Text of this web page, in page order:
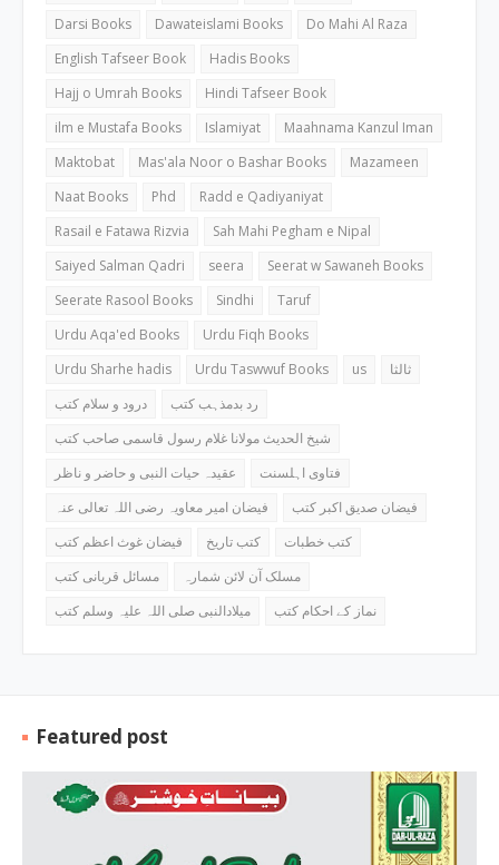
Darsi Books
Dawateislami Books
Do Mahi Al Raza
English Tafseer Book
Hadis Books
Hajj o Umrah Books
Hindi Tafseer Book
ilm e Mustafa Books
Islamiyat
Maahnama Kanzul Iman
Maktobat
Mas'ala Noor o Bashar Books
Mazameen
Naat Books
Phd
Radd e Qadiyaniyat
Rasail e Fatawa Rizvia
Sah Mahi Pegham e Nipal
Saiyed Salman Qadri
seera
Seerat w Sawaneh Books
Seerate Rasool Books
Sindhi
Taruf
Urdu Aqa'ed Books
Urdu Fiqh Books
Urdu Sharhe hadis
Urdu Taswwuf Books us
ثالثا
درود و سلام کتب
رد بدمذہب کتب
شیخ الحدیث مولانا غلام رسول قاسمی صاحب کتب
عقیدہ حیات النبی و حاضر و ناظر
فتاوی اہلسنت
فیضان امیر معاویہ رضی اللہ تعالی عنہ
فیضان صدیق اکبر کتب
فیضان غوث اعظم کتب
کتب تاریخ
کتب خطبات
مسائل قربانی کتب
مسلک آن لائن شمارہ
میلادالنبی صلی اللہ علیہ وسلم کتب
نماز کے احکام کتب
Featured post